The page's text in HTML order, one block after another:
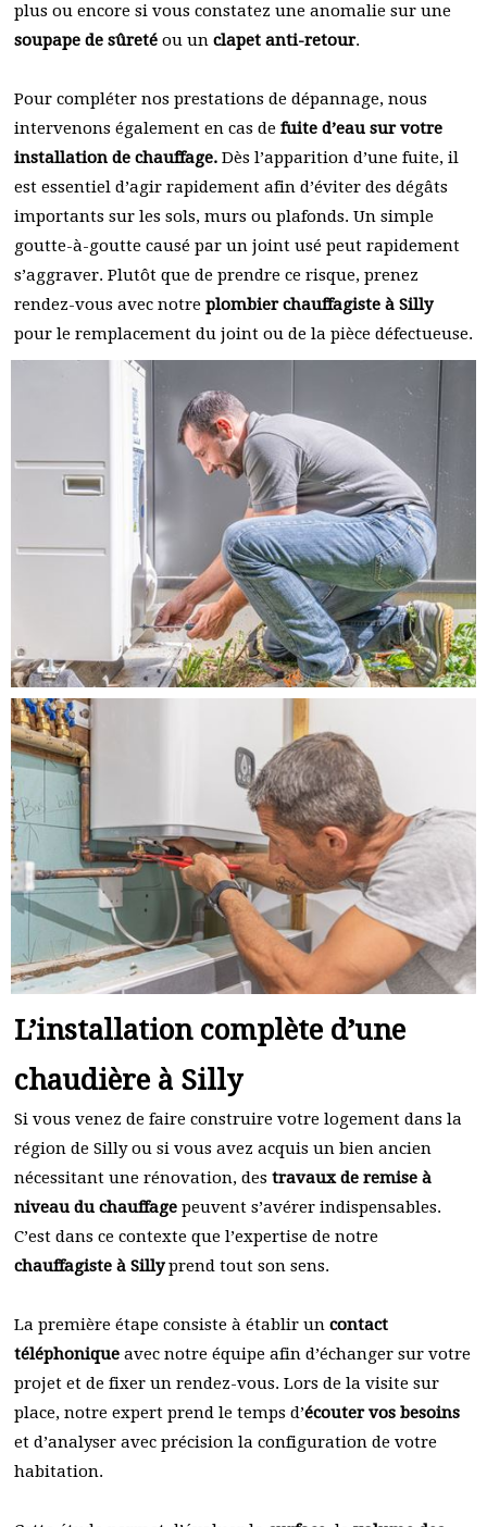
plus ou encore si vous constatez une anomalie sur une
soupape de sûreté ou un clapet anti-retour.
Pour compléter nos prestations de dépannage, nous
intervenons également en cas de fuite d’eau sur votre
installation de chauffage. Dès l’apparition d’une fuite, il
est essentiel d’agir rapidement afin d’éviter des dégâts
importants sur les sols, murs ou plafonds. Un simple
goutte-à-goutte causé par un joint usé peut rapidement
s’aggraver. Plutôt que de prendre ce risque, prenez
rendez-vous avec notre plombier chauffagiste à Silly
pour le remplacement du joint ou de la pièce défectueuse.
L’installation complète d’une
chaudière à Silly
Si vous venez de faire construire votre logement dans la
région de Silly ou si vous avez acquis un bien ancien
nécessitant une rénovation, des travaux de remise à
niveau du chauffage peuvent s’avérer indispensables.
C’est dans ce contexte que l’expertise de notre
chauffagiste à Sillyprend tout son sens.
La première étape consiste à établir un contact
téléphonique avec notre équipe afin d’échanger sur votre
projet et de fixer un rendez-vous. Lors de la visite sur
place, notre expert prend le temps d’écouter vos besoins
et d’analyser avec précision la configuration de votre
habitation.